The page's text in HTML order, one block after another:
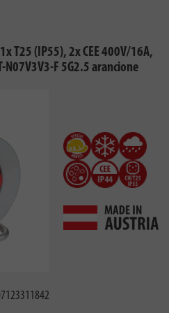
T25 (IP55), 2x CEE 400V/16A,
N07V3V3-F 5G2.5 arancione